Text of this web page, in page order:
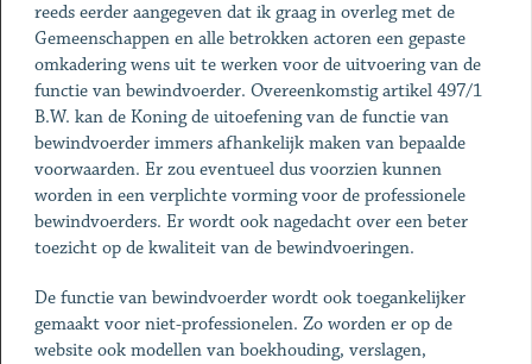
reeds eerder aangegeven dat ik graag in overleg met de
Gemeenschappen en alle betrokken actoren een gepaste
omkadering wens uit te werken voor de uitvoering van de
functie van bewindvoerder. Overeenkomstig artikel 497/1
B.W. kan de Koning de uitoefening van de functie van
bewindvoerder immers afhankelijk maken van bepaalde
voorwaarden. Er zou eventueel dus voorzien kunnen
worden in een verplichte vorming voor de professionele
bewindvoerders. Er wordt ook nagedacht over een beter
toezicht op de kwaliteit van de bewindvoeringen.
De functie van bewindvoerder wordt ook toegankelijker
gemaakt voor niet-professionelen. Zo worden er op de
website ook modellen van boekhouding, verslagen,